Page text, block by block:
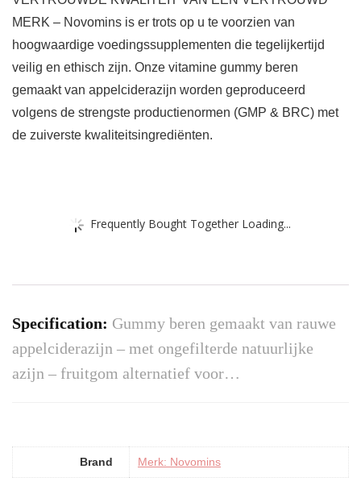
MERK – Novomins is er trots op u te voorzien van
hoogwaardige voedingssupplementen die tegelijkertijd
veilig en ethisch zijn. Onze vitamine gummy beren
gemaakt van appelciderazijn worden geproduceerd
volgens de strengste productienormen (GMP & BRC) met
de zuiverste kwaliteitsingrediënten.
Frequently Bought Together Loading...
Specification: Gummy beren gemaakt van rauwe
appelciderazijn – met ongefilterde natuurlijke
azijn – fruitgom alternatief voor…
Brand Merk: Novomins